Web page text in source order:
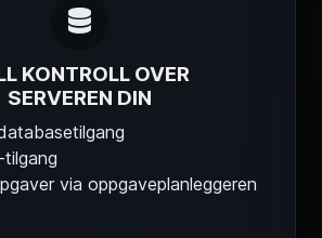
KONTROLL OVER
SERVEREN DIN
tilgang
via oppgaveplanleggeren